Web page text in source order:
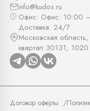
info@kudos.ru
Офис: Офис: 10:00
Доставка: 24/7
Московская
квартал 30131, 1020
Договор оферты